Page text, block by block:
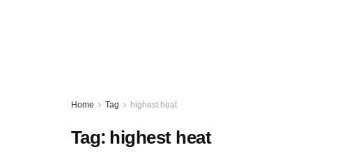
Home Tag highest heat
Tag:highest heat